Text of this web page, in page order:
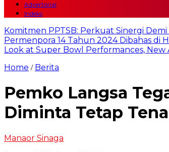
Advertorial
Indeks
Komitmen PPTSB: Perkuat Sinergi
Permenpora 14 Tahun 2024 Dibahas di
Look at Super Bowl Performances, New
Home / Berita
Pemko Langsa
Diminta Tetap
Manaor Sinaga